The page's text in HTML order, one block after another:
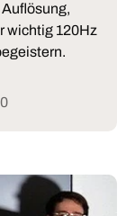
wichtig 120Hz